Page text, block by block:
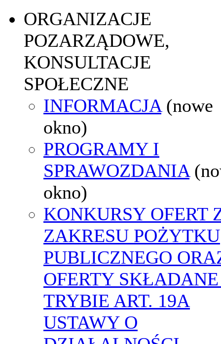
ORGANIZACJE
POZARZĄDOWE,
KONSULTACJE
SPOŁECZNE
INFORMACJA (nowe
okno)
PROGRAMY I
SPRAWOZDANIA
okno)
KONKURSY OFERT
ZAKRESU POŻYTKU
PUBLICZNEGO
OFERTY
TRYBIE ART. 19A
USTAWY O